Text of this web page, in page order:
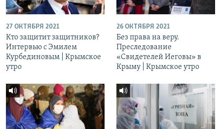
27 ОКТЯБРЯ 2021
Кто защитит защитников?
Интервью с Эмилем
Курбединовым | Крымское
утро
26 ОКТЯБРЯ 2021
Без права на веру.
Преследование
«Свидетелей Иеговы» в
Крыму | Крымское утро